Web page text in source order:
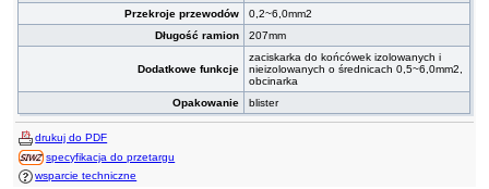
Przekroje przewodów
0,2~6,0mm2
Długość ramion
207mm
Dodatkowe funkcje
zaciskarka do końcówek izolowanych i
nieizolowanych o średnicach 0,5~6,0mm2,
obcinarka
Opakowanie
blister
drukuj do PDF
specyfikacja do przetargu
wsparcie techniczne